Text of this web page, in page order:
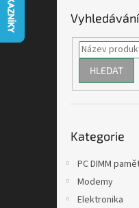
Vyhledávání
HLEDAT
kategorie
Kategorie
PC DIMM
Modemy
Elektronika